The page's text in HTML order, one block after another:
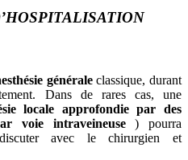
généraleclassique, durant
Dans de rares cas, une
locale approfondie par des
voie intraveineuse
) pourra
avec le chirurgien et